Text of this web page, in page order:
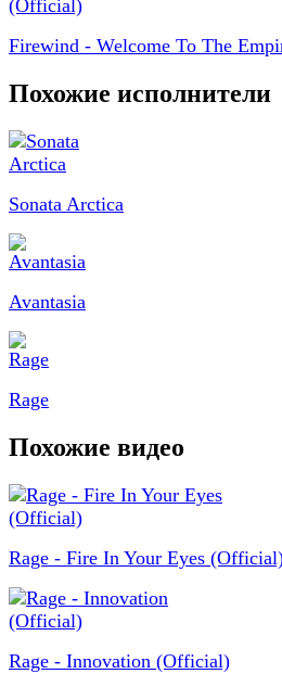
Firewind - Welcome To The
Похожие исполнители
Sonata Arctica
Avantasia
Rage
Похожие видео
Rage - Fire In Your Eyes
Rage - Innovation (Official)